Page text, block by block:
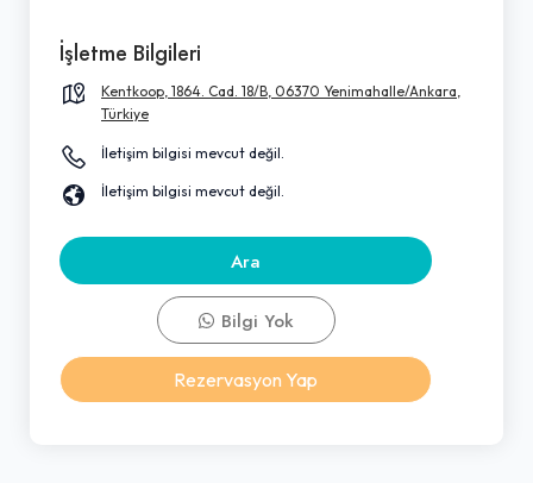
İşletme Bilgileri
Kentkoop, 1864. Cad. 18/B, 06370 Yenimahalle/Ankara,
Türkiye
İletişim bilgisi mevcut değil.
İletişim bilgisi mevcut değil.
Ara
Bilgi Yok
Rezervasyon Yap